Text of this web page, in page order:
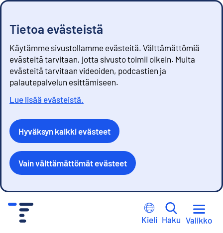
Tietoa evästeistä
Käytämme sivustollamme evästeitä. Välttämättömiä
evästeitä tarvitaan, jotta sivusto toimii oikein. Muita
evästeitä tarvitaan videoiden, podcastien ja
palautepalvelun esittämiseen.
Lue lisää evästeistä.
Hyväksyn kaikki evästeet
Vain välttämättömät evästeet
Kieli Haku Valikko